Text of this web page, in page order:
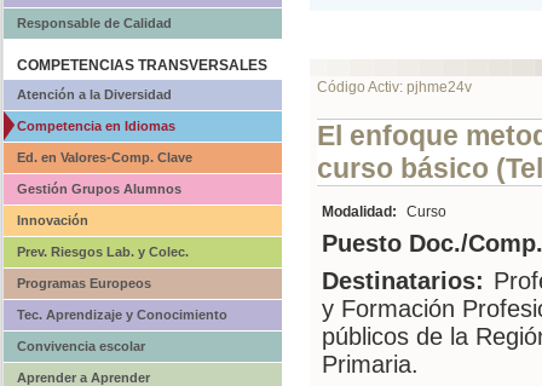
Responsable de Calidad
COMPETENCIAS TRANSVERSALES
Atención a la Diversidad
Competencia en Idiomas
Ed. en Valores-Comp. Clave
Gestión Grupos Alumnos
Innovación
Prev. Riesgos Lab. y Colec.
Programas Europeos
Tec. Aprendizaje y Conocimiento
Convivencia escolar
Aprender a Aprender
Código Activ: pjhme24v
El enfoque
curso básico
Modalidad: Curso
Puesto Doc./
Destinatarios:
y Formación
públicos de la
Primaria.